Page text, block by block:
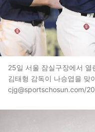
25일 서울 잠실구장에서
김태형 감독이 나승엽을 맞
cjg@sportschosun.com/